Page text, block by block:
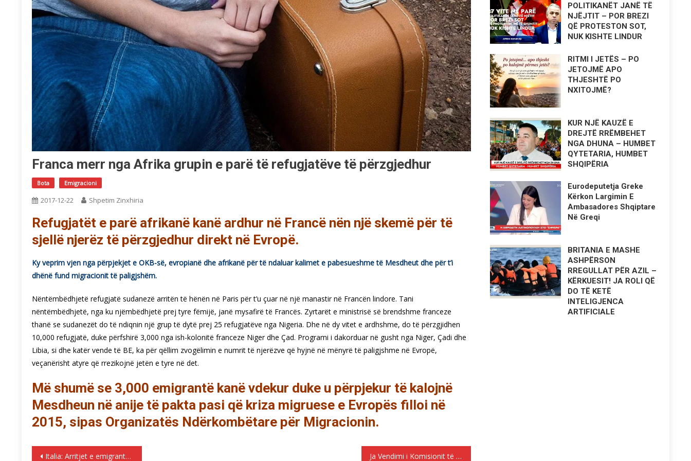
Franca merr nga Afrika grupin e parë të refugjatëve të përzgjedhur
Bota Emigracioni
2017-12-22 Shpetim Zinxhiria
Refugjatët e parë afrikanë kanë ardhur në Francë nën një skemë për të
sjellë njerëz të përzgjedhur direkt në Evropë.
Ky veprim vjen nga përpjekjet e OKB-së, evropianë dhe afrikanë për të ndaluar kalimet e pabesueshme të Mesdheut dhe për t’i
dhënë fund migracionit të paligjshëm.
Nëntëmbëdhjetë refugjatë sudanezë arritën të hënën në Paris për t’u çuar në një manastir në Francën lindore. Tani
nëntëmbëdhjetë, nga ku njëmbëdhjetë prej tyre fëmijë, janë mysafirë të Francës. Zyrtarët e ministrisë së brendshme franceze
thanë se sudanezët do të ndiqnin një grup të dytë prej 25 refugjatëve nga Nigeria. Dhe në dy vitet e ardhshme, do të përzgjidhen
10,000 refugjatë, duke përfshirë 3,000 nga ish-kolonitë franceze Niger dhe Çad. Programi i dakorduar në gusht nga Niger, Çadi dhe
Libia, si dhe katër vende të BE, ka për qëllim zvogëlimin e numrit të njerëzve që hyjnë në mënyrë të paligjshme në Evropë,
veçanërisht atyre që rrezikojnë jetën e tyre në det.
Më shumë se 3,000 emigrantë kanë vdekur duke u përpjekur të kalojnë
Mesdheun në anije të pakta pasi që kriza migruese e Evropës filloi në
2015, sipas Organizatës Ndërkombëtare për Migracionin.
Lëvizje
Italia: Arritjet e emigrantëve ranë me 70 për qind Ja Vendimi i Komisionit të Disiplinës së FSHF datë 21.12.2017
POLITIKANËT JANË TË
NJËJTIT – POR BREZI
QË PROTESTON SOT,
NUK KISHTE LINDUR
RITMI I JETËS – PO
JETOJMË APO
THJESHTË PO
NXITOJMË?
KUR NJË KAUZË E
DREJTË RRËMBEHET
NGA DHUNA – HUMBET
QYTETARIA, HUMBET
SHQIPËRIA
Eurodeputetja Greke
Kërkon Largimin E
Ambasadores Shqiptare
Në Greqi
BRITANIA E MASHE
ASHPËRSON
RREGULLAT PËR AZIL –
KËRKUESIT! JA ROLI QË
DO TË KETË
INTELIGJENCA
ARTIFICIALE